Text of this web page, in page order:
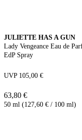
JULIETTE HAS A GUN
Lady Vengeance Eau de
EdP Spray
UVP 105,00 €
63,80 €
50 ml (127,60 € / 100 ml)